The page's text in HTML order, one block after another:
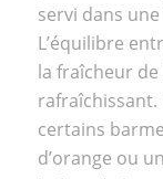
servi dans
L’équilibre
la fraîcheur de
certains
d’orange ou